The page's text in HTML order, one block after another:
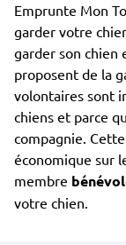
Emprunte Mon
garder votre
garder son chien
proposent de la
volontaires sont
chiens et parce
compagnie.
économique sur
membre
votre chien.